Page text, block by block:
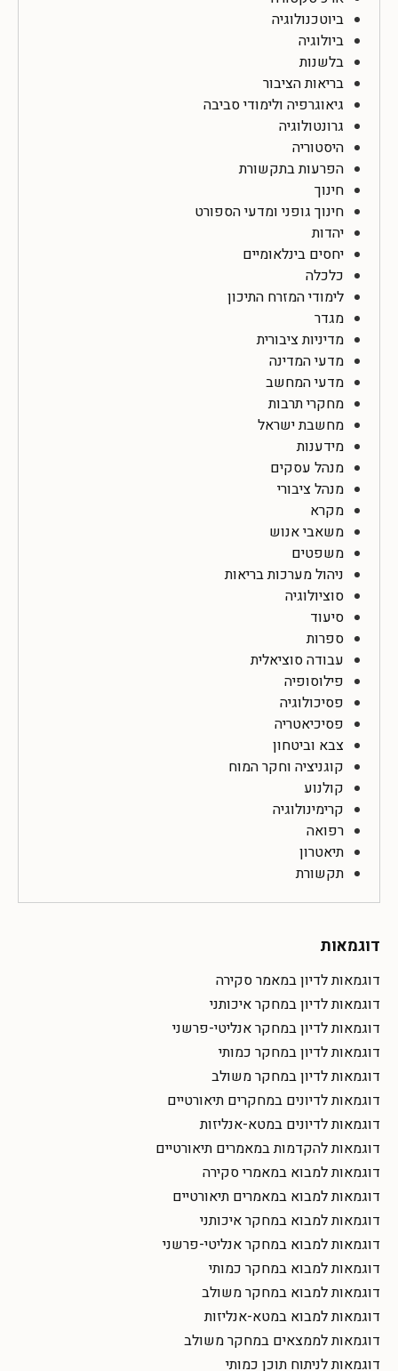
ביוטכנולוגיה
ביולוגיה
בלשנות
בריאות הציבור
גיאוגרפיה ולימודי סביבה
גרונטולוגיה
היסטוריה
הפרעות בתקשורת
חינוך
חינוך גופני ומדעי הספורט
יהדות
יחסים בינלאומיים
כלכלה
לימודי המזרח התיכון
מגדר
מדיניות ציבורית
מדעי המדינה
מדעי המחשב
מחקרי תרבות
מחשבת ישראל
מידענות
מנהל עסקים
מנהל ציבורי
מקרא
משאבי אנוש
משפטים
ניהול מערכות בריאות
סוציולוגיה
סיעוד
ספרות
עבודה סוציאלית
פילוסופיה
פסיכולוגיה
פסיכיאטריה
צבא וביטחון
קוגניציה וחקר המוח
קולנוע
קרימינולוגיה
רפואה
תיאטרון
תקשורת
דוגמאות
דוגמאות לדיון במאמר סקירה
דוגמאות לדיון במחקר איכותני
דוגמאות לדיון במחקר אנליטי-פרשני
דוגמאות לדיון במחקר כמותי
דוגמאות לדיון במחקר משולב
דוגמאות לדיונים במחקרים תיאורטיים
דוגמאות לדיונים במטא-אנליזות
דוגמאות להקדמות במאמרים תיאורטיים
דוגמאות למבוא במאמרי סקירה
דוגמאות למבוא במאמרים תיאורטיים
דוגמאות למבוא במחקר איכותני
דוגמאות למבוא במחקר אנליטי-פרשני
דוגמאות למבוא במחקר כמותי
דוגמאות למבוא במחקר משולב
דוגמאות למבוא במטא-אנליזות
דוגמאות לממצאים במחקר משולב
דוגמאות לניתוח תוכן כמותי